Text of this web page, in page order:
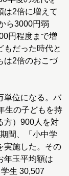
は2倍に増えて
ら3000円弱
円程度まで増
もだった時代と
は2倍のおこづ
単位になる。バ
生の子どもを持
方）900人を対
間、「小中学
実施した。その
年玉平均額は
生 30,507